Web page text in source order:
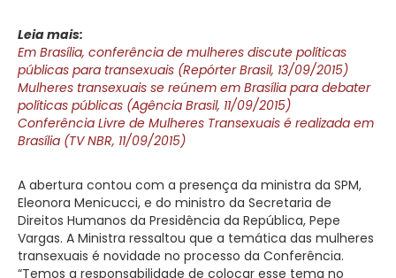
Leia mais:
Em Brasília, conferência de mulheres discute políticas
públicas para transexuais (Repórter Brasil, 13/09/2015)
Mulheres transexuais se reúnem em Brasília para debater
políticas públicas (Agência Brasil, 11/09/2015)
Conferência Livre de Mulheres Transexuais é realizada em
Brasília (TV NBR, 11/09/2015)
A abertura contou com a presença da ministra da SPM,
Eleonora Menicucci, e do ministro da Secretaria de
Direitos Humanos da Presidência da República, Pepe
Vargas. A Ministra ressaltou que a temática das mulheres
transexuais é novidade no processo da Conferência.
“Temos a responsabilidade de colocar esse tema no